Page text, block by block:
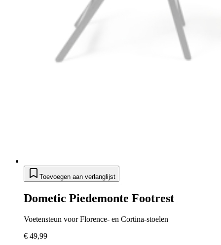
Toevoegen aan verlanglijst
Dometic Piedemonte Footrest
Voetensteun voor Florence- en Cortina-stoelen
€ 49,99